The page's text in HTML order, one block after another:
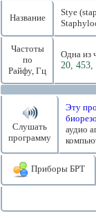
Название
Stye
Частоты
по
Райфу, Гц
Одна из
20, 453,
Слушать
программу
Эту
аудио
Приборы БРТ